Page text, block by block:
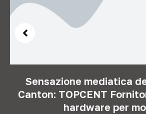
Sensazione mediatica
Canton: TOPCENT
hardware per